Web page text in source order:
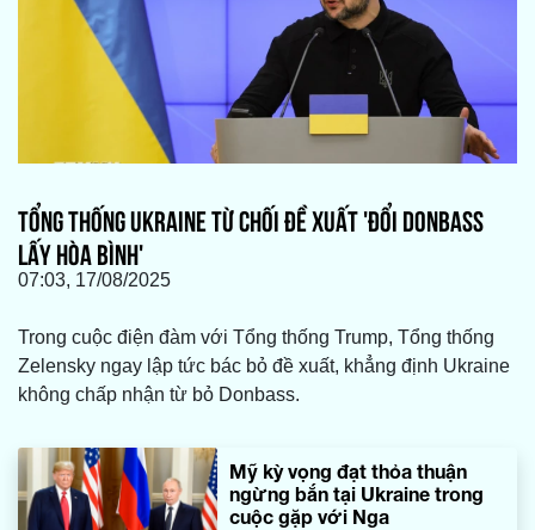
TỔNG THỐNG UKRAINE TỪ CHỐI ĐỀ XUẤT 'ĐỔI DONBASS
LẤY HÒA BÌNH'
07:03, 17/08/2025
Trong cuộc điện đàm với Tổng thống Trump, Tổng thống
Zelensky ngay lập tức bác bỏ đề xuất, khẳng định Ukraine
không chấp nhận từ bỏ Donbass.
Mỹ kỳ vọng đạt thỏa thuận
ngừng bắn tại Ukraine trong
cuộc gặp với Nga